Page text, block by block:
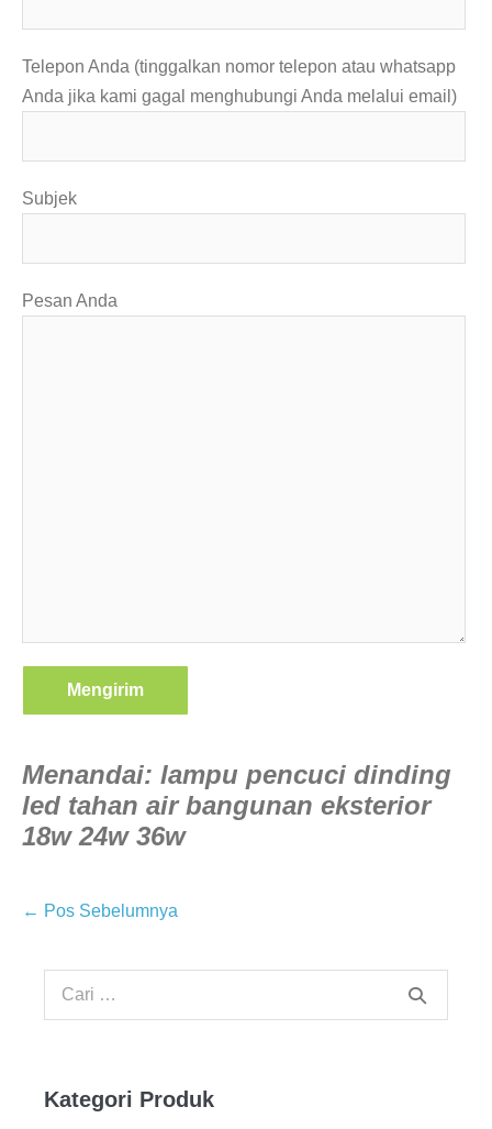
Telepon Anda (tinggalkan nomor telepon atau whatsapp
Anda jika kami gagal menghubungi Anda melalui email)
Subjek
Pesan Anda
Menandai: lampu pencuci dinding
led tahan air bangunan eksterior
18w 24w 36w
Navigasi
← Pos Sebelumnya
Pencarian
Kategori Produk